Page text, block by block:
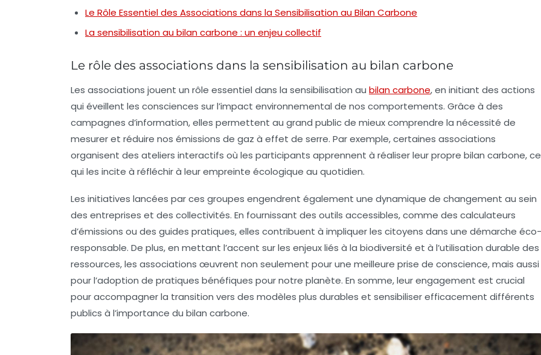
Le Rôle Essentiel des Associations dans la Sensibilisation au Bilan Carbone
La sensibilisation au bilan carbone : un enjeu collectif
Le rôle des associations dans la sensibilisation au bilan carbone
Les associations jouent un rôle essentiel dans la sensibilisation au bilan carbone, en initiant des actions
qui éveillent les consciences sur l’impact environnemental de nos comportements. Grâce à des
campagnes d’information, elles permettent au grand public de mieux comprendre la nécessité de
mesurer et réduire nos émissions de gaz à effet de serre. Par exemple, certaines associations
organisent des ateliers interactifs où les participants apprennent à réaliser leur propre bilan carbone, ce
qui les incite à réfléchir à leur empreinte écologique au quotidien.
Les initiatives lancées par ces groupes engendrent également une dynamique de changement au sein
des entreprises et des collectivités. En fournissant des outils accessibles, comme des calculateurs
d’émissions ou des guides pratiques, elles contribuent à impliquer les citoyens dans une démarche éco-
responsable. De plus, en mettant l’accent sur les enjeux liés à la biodiversité et à l’utilisation durable des
ressources, les associations œuvrent non seulement pour une meilleure prise de conscience, mais aussi
pour l’adoption de pratiques bénéfiques pour notre planète. En somme, leur engagement est crucial
pour accompagner la transition vers des modèles plus durables et sensibiliser efficacement différents
publics à l’importance du bilan carbone.